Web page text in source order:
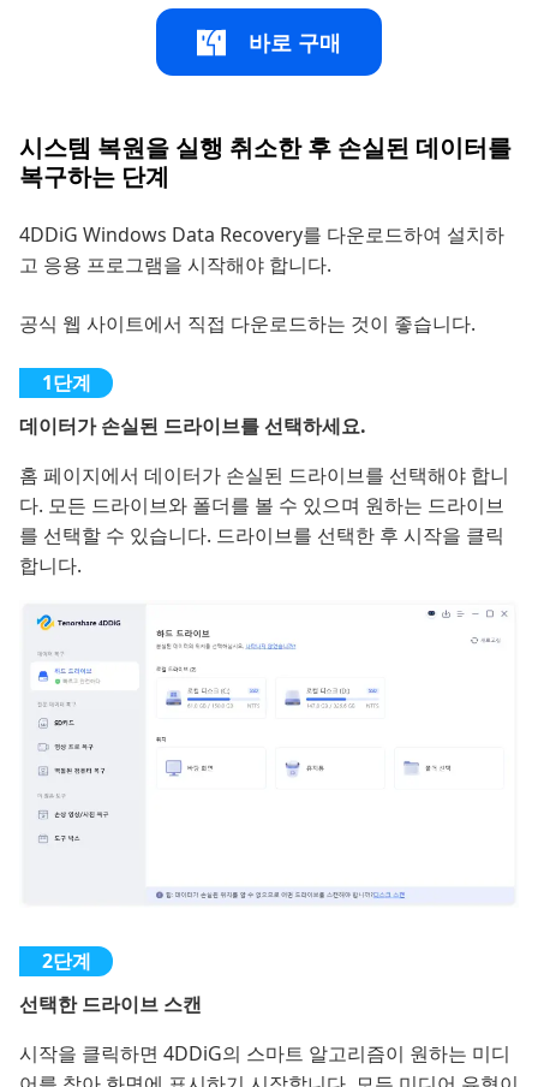
바로 구매
시스템 복원을 실행 취소한 후 손실된 데이터를
복구하는 단계
4DDiG Windows Data Recovery를 다운로드하여 설치하
고 응용 프로그램을 시작해야 합니다.
공식 웹 사이트에서 직접 다운로드하는 것이 좋습니다.
데이터가 손실된 드라이브를 선택하세요.
홈 페이지에서 데이터가 손실된 드라이브를 선택해야 합니
다. 모든 드라이브와 폴더를 볼 수 있으며 원하는 드라이브
를 선택할 수 있습니다. 드라이브를 선택한 후 시작을 클릭
합니다.
선택한 드라이브 스캔
시작을 클릭하면 4DDiG의 스마트 알고리즘이 원하는 미디